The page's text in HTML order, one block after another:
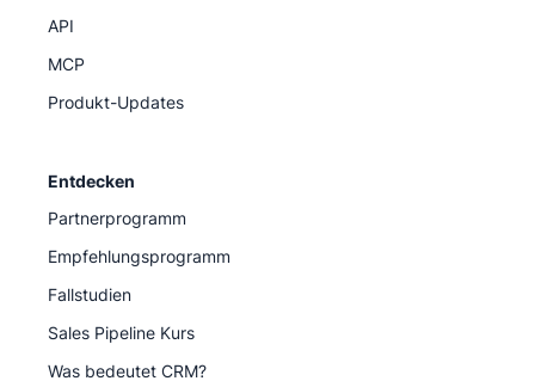
API
MCP
Produkt-Updates
Entdecken
Partnerprogramm
Empfehlungsprogramm
Fallstudien
Sales Pipeline Kurs
Was bedeutet CRM?